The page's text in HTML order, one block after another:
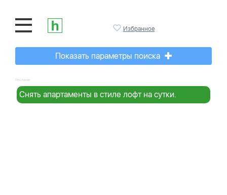
Избранное
Показать параметры поиска
Реклама:
Снять апартаменты в стиле лофт на сутки.